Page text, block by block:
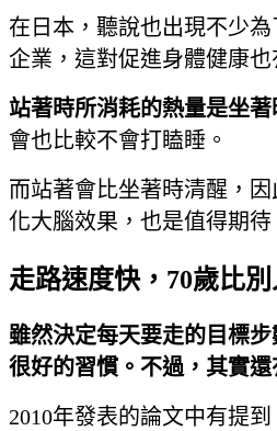
在日本，聽說也出現不少
企業，這對促進身體健康也
站著時所消耗的熱量是坐著
會也比較不會打瞌睡。
而站著會比坐著時清醒，
化大腦效果，也是值得期待
走路速度快，70歲比
雖然決定每天要走的目標
很好的習慣。不過，其實還
2010年發表的論文中有提到